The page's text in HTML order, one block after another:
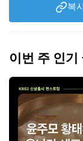
복
이번 주 인기